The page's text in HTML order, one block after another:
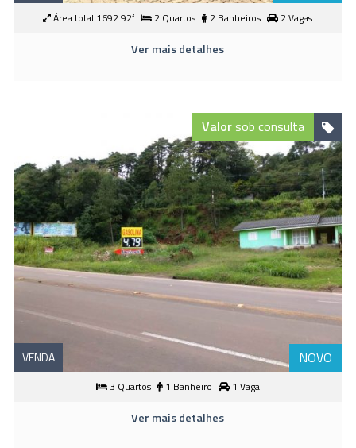
Área total 1692.92² 2 Quartos 2 Banheiros 2 Vagas
Ver mais detalhes
NOVO
Valorsob consulta
VENDA
3 Quartos 1 Banheiro 1 Vaga
Ver mais detalhes